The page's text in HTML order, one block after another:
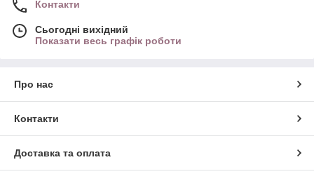
Контакти
Сьогодні вихідний
Показати весь графік роботи
Про нас
Контакти
Доставка та оплата